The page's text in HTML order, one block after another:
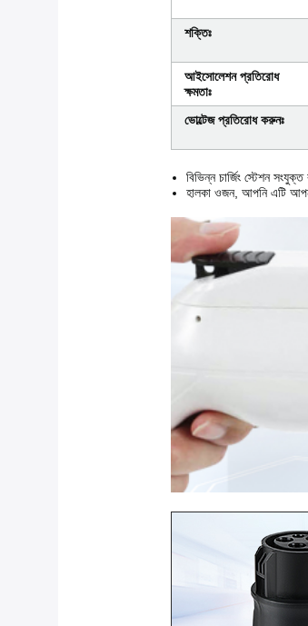
শক্তিঃ
আইসোলেশন প্রতিরোধ
ক্ষমতাঃ
ভোল্টেজ প্রতিরোধ করুনঃ
বিভিন্ন চার্জিং স্টেশন
হালকা ওজন, আপনি এটি